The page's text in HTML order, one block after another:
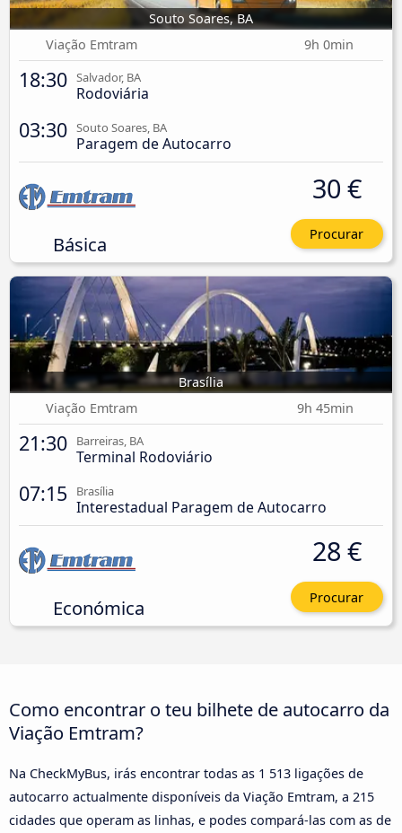
Souto Soares, BA
Viação Emtram
9h 0min
18:30 Salvador, BA
Rodoviária
03:30 Souto Soares, BA
Paragem de Autocarro
Básica
30 €
Procurar
Brasília
Viação Emtram
9h 45min
21:30 Barreiras, BA
Terminal Rodoviário
07:15 Brasília
Interestadual Paragem de Autocarro
Económica
28 €
Procurar
Como encontrar o teu bilhete de autocarro da
Viação Emtram?
Na CheckMyBus, irás encontrar todas as 1 513 ligações de
autocarro actualmente disponíveis da Viação Emtram, a 215
cidades que operam as linhas, e podes compará-las com as de